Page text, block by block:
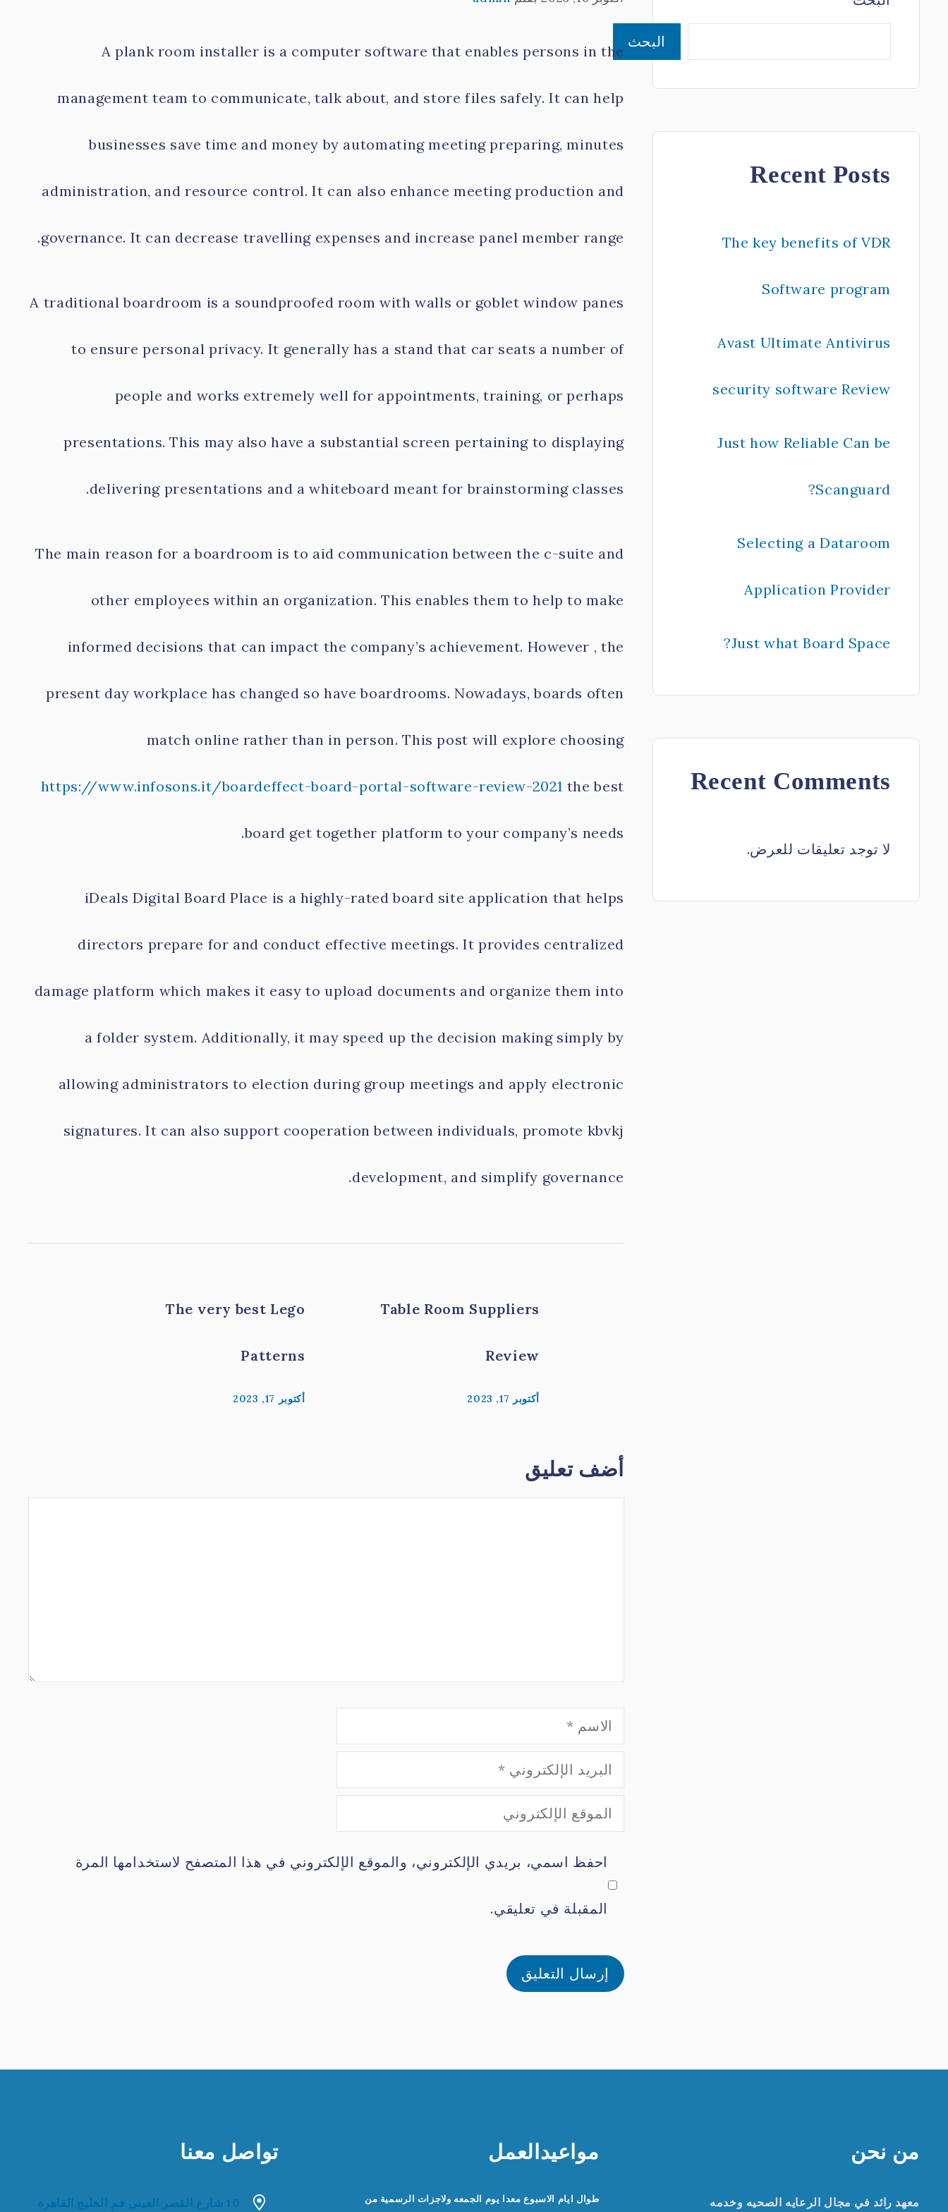
قسم الطفيليات
A plank room installer is a computer software that enables persons in the
management team to communicate, talk about, and store files safely. It can help
businesses save time and money by automating meeting preparing, minutes
administration, and resource control. It can also enhance meeting production and
governance. It can decrease travelling expenses and increase panel member range.
A traditional boardroom is a soundproofed room with walls or goblet window panes
to ensure personal privacy. It generally has a stand that car seats a number of
people and works extremely well for appointments, training, or perhaps
presentations. This may also have a substantial screen pertaining to displaying
delivering presentations and a whiteboard meant for brainstorming classes.
The main reason for a boardroom is to aid communication between the c-suite and
other employees within an organization. This enables them to help to make
informed decisions that can impact the company’s achievement. However , the
present day workplace has changed so have boardrooms. Nowadays, boards often
match online rather than in person. This post will explore choosing
https://www.infosons.it/boardeffect-board-portal-software-review-2021 the best
board get together platform to your company’s needs.
iDeals Digital Board Place is a highly-rated board site application that helps
directors prepare for and conduct effective meetings. It provides centralized
damage platform which makes it easy to upload documents and organize them into
a folder system. Additionally, it may speed up the decision making simply by
allowing administrators to election during group meetings and apply electronic
signatures. It can also support cooperation between individuals, promote kbvkj
development, and simplify governance.
Table Room Suppliers
Review
أكتوبر 17, 2023
The very best Lego
Patterns
أكتوبر 17, 2023
أضف تعليق
الاسم
البريد
الإلكتروني
الموقع
الإلكتروني
احفظ اسمي، بريدي الإلكتروني، والموقع الإلكتروني في هذا المتصفح لاستخدامها المرة
المقبلة في تعليقي.
البحث
Recent Posts
The key benefits of VDR
Software program
Avast Ultimate Antivirus
security software Review
Just how Reliable Can be
Scanguard?
Selecting a Dataroom
Application Provider
Just what Board Space?
Recent Comments
لا توجد تعليقات للعرض.
من نحن
معهد رائد في مجال الرعايه الصحيه وخدمه
مواعيدالعمل
طوال ايام الاسبوع معدا يوم الجمعه ولاجزات الرسمية من
تواصل معنا
10 شارع القصر العينى فم الخليج القاهرة